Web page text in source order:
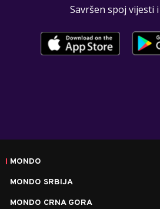
Savršen spoj vijesti
MONDO
MONDO SRBIJA
MONDO CRNA GORA